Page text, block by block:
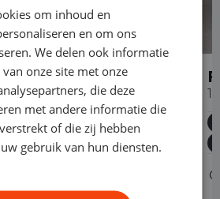
30.988 km
2024
om inhoud en
en om ons
We delen ook informatie
onze site met onze
die deze
met andere informatie die
of die zij hebben
gebruik van hun diensten.